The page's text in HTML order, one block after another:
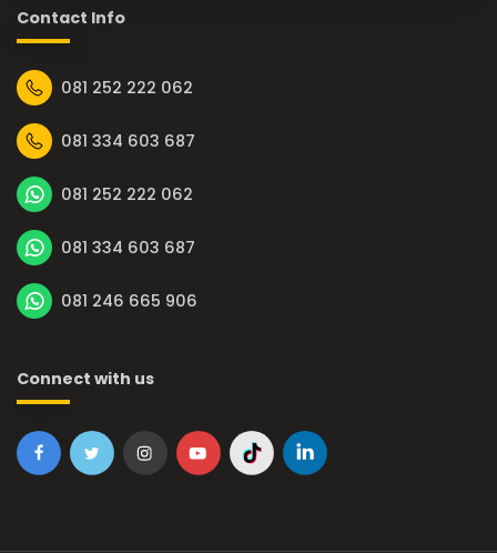
Contact Info
081 252 222 062
081 334 603 687
081 252 222 062
081 334 603 687
081 246 665 906
Connect with us